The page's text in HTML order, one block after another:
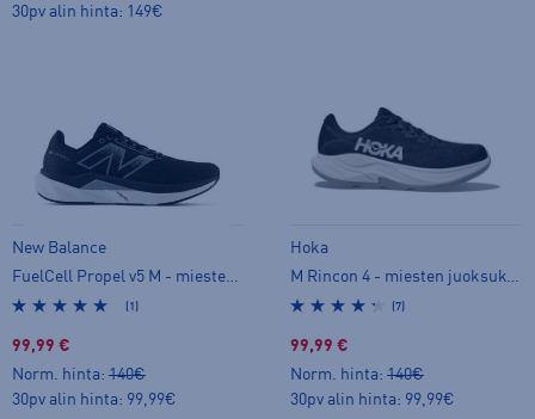
30pv alin hinta: 149€
New Balance
FuelCell Propel v5 M - miesten juoksukengät
(1)
99,99 €
Norm. hinta: 140€
30pv alin hinta: 99,99€
Hoka
M Rincon 4 - miesten juoksukengät
(7)
99,99 €
Norm. hinta: 140€
30pv alin hinta: 99,99€